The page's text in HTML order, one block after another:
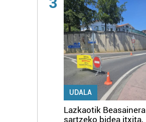
UDALA
Lazkaotik Beasainera
sartzeko bidea itxita,